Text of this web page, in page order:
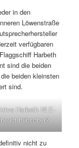
in den
Löwenstraße
verfügbaren
Harbeth
sind die beiden
beiden kleinsten
sind.
Harbeth NLE-
ist hübscher?
nicht zu